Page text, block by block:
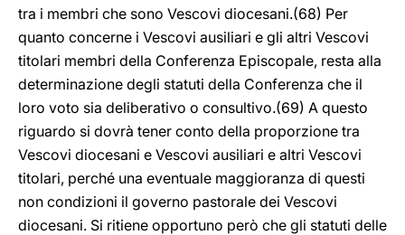
tra i membri che sono Vescovi diocesani.(68) Per
quanto concerne i Vescovi ausiliari e gli altri Vescovi
titolari membri della Conferenza Episcopale, resta alla
determinazione degli statuti della Conferenza che il
loro voto sia deliberativo o consultivo.(69) A questo
riguardo si dovrà tener conto della proporzione tra
Vescovi diocesani e Vescovi ausiliari e altri Vescovi
titolari, perché una eventuale maggioranza di questi
non condizioni il governo pastorale dei Vescovi
diocesani. Si ritiene opportuno però che gli statuti delle